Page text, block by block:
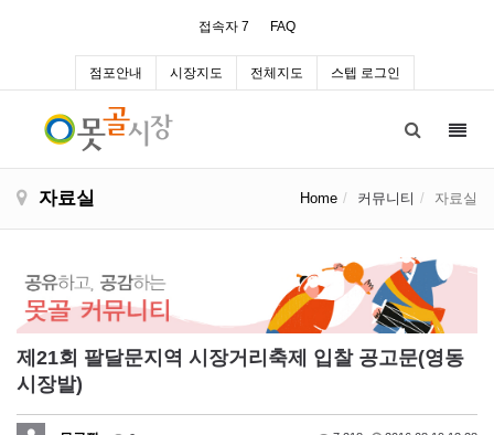
접속자 7 FAQ
점포안내 시장지도 전체지도 스텝 로그인
자료실 Home 커뮤니티 자료실
제21회 팔달문지역 시장거리축제 입찰 공고문(영동
시장발)